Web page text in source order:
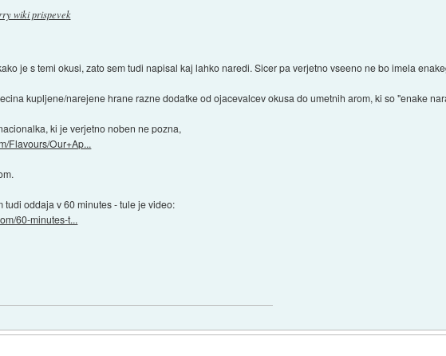
wiki prispevek
je s temi okusi, zato sem tudi napisal kaj lahko naredi. Sicer pa verjetno vseeno ne bo imela
kupljene/narejene hrane razne dodatke od ojacevalcev okusa do umetnih arom, ki so "enake
ki je verjetno noben ne pozna,
Flavours/Our+Ap...
tudi oddaja v 60 minutes - tule je video:
60-minutes-t...